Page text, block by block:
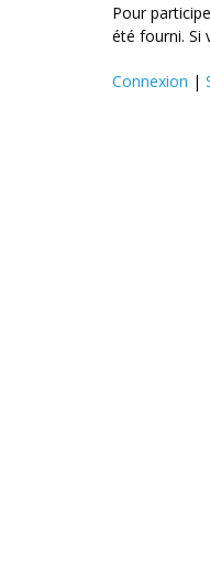
Pour
été fourni. Si
Connexion |